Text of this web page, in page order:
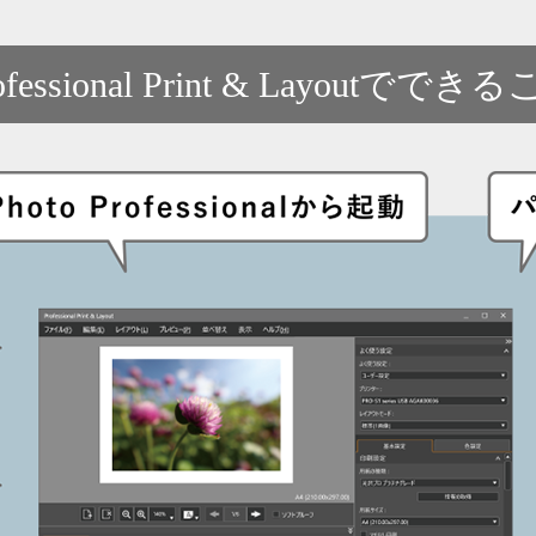
Print & Layoutでできる